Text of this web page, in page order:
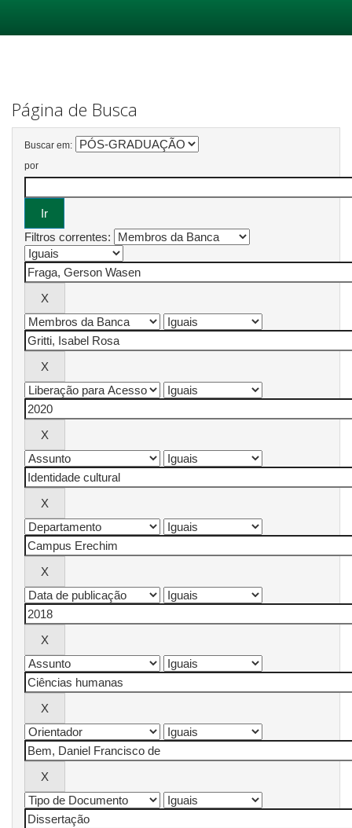
Página de Busca
Buscar em:
por
Filtros correntes: